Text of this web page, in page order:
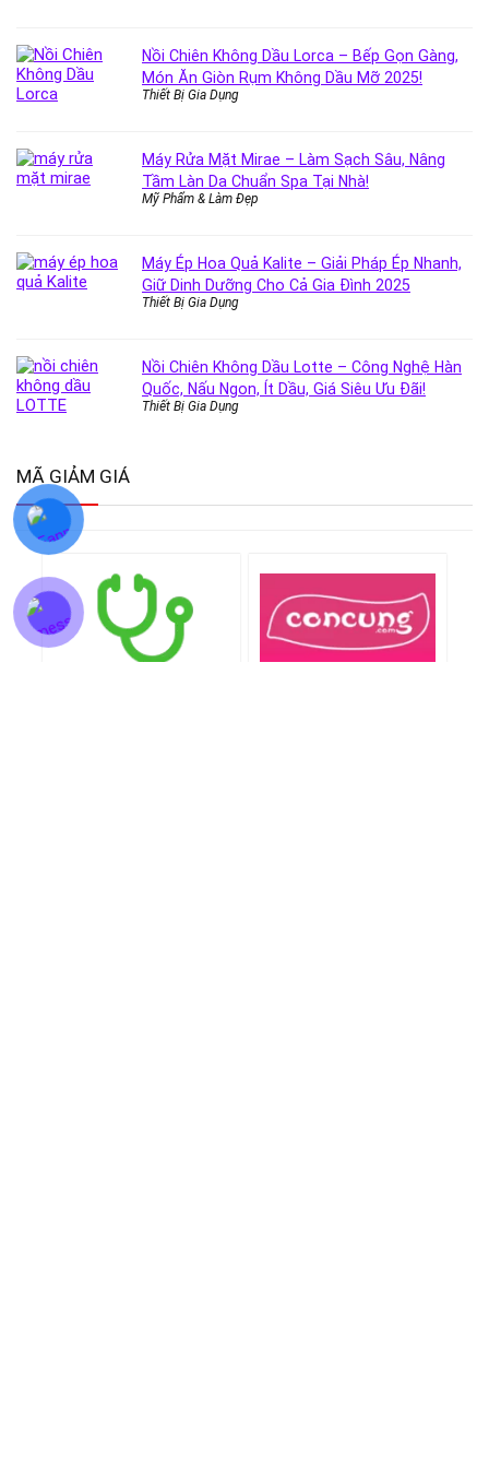
Nồi Chiên Không Dầu Lorca – Bếp Gọn Gàng,
Món Ăn Giòn Rụm Không Dầu Mỡ 2025!
Thiết Bị Gia Dụng
Máy Rửa Mặt Mirae – Làm Sạch Sâu, Nâng
Tầm Làn Da Chuẩn Spa Tại Nhà!
Mỹ Phẩm & Làm Đẹp
Máy Ép Hoa Quả Kalite – Giải Pháp Ép Nhanh,
Giữ Dinh Dưỡng Cho Cả Gia Đình 2025
Thiết Bị Gia Dụng
Nồi Chiên Không Dầu Lotte – Công Nghệ Hàn
Quốc, Nấu Ngon, Ít Dầu, Giá Siêu Ưu Đãi!
Thiết Bị Gia Dụng
MÃ GIẢM GIÁ